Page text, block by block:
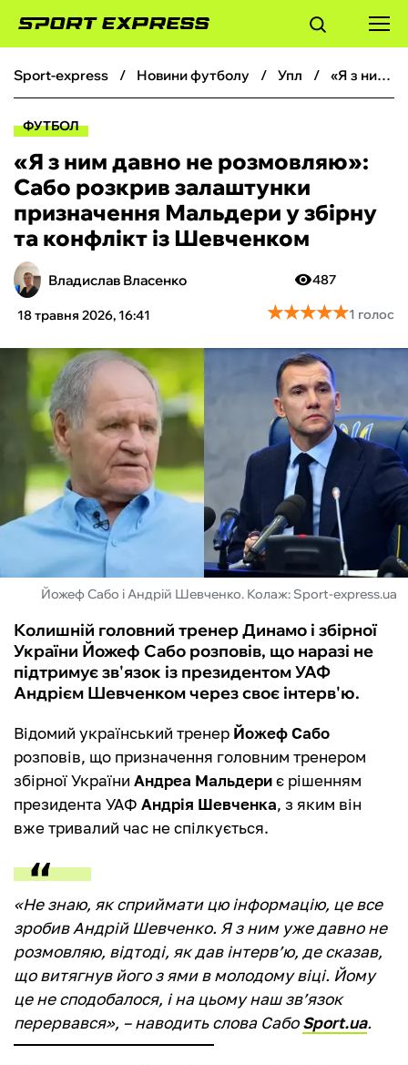
ФУТБОЛ
БОКС
ХОКЕЙ
ТЕНІС
КІБЕРСПОРТ
ЧС-2026
ФУТЗАЛ
ІНШІ
БУКМЕКЕРИ
sport-express новини футболу упл «Я з ним давно не розмовляю»: Сабо розкрив залаштунки призначення Мальдери у збірну та конфлікт із Шевченком
ФУТБОЛ
«Я з ним давно не розмовляю»:
Сабо розкрив залаштунки
призначення Мальдери у збірну
та конфлікт із Шевченком
Владислав Власенко
18 травня 2026, 16:41
487
★★★★★
★★★★★1 голос
Йожеф Сабо і Андрій Шевченко. Колаж: Sport-express.ua
Колишній головний тренер Динамо і збірної
України Йожеф Сабо розповів, що наразі не
підтримує зв'язок із президентом УАФ
Андрієм Шевченком через своє інтерв'ю.
Відомий український тренер Йожеф Сабо
розповів, що призначення головним тренером
збірної України Андреа Мальдериє рішенням
президента УАФ Андрія Шевченка, з яким він
вже тривалий час не спілкується.
«Не знаю, як сприймати цю інформацію, це все
зробив Андрій Шевченко. Я з ним уже давно не
розмовляю, відтоді, як дав інтерв’ю, де сказав,
що витягнув його з ями в молодому віці. Йому
це не сподобалося, і на цьому наш зв’язок
перервався», – наводить слова СабоSport.ua.